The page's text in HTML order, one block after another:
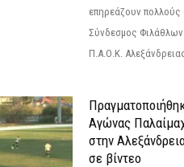
επηρεάζουν πολλούς
Σύνδεσμος
Π.Α.Ο.Κ.
Αγώνας
στην
σε βίντεο